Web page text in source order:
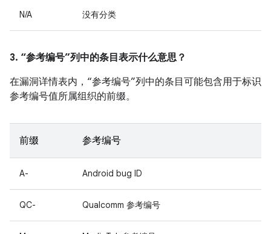
N/A 没有分类
3. “参考编号”列中的条目表示什么意思？
在漏洞详情表内，“参考编号”列中的条目可能包含用于标识
参考编号值所属组织的前缀。
前缀 参考编号
A- Android bug ID
QC- Qualcomm 参考编号